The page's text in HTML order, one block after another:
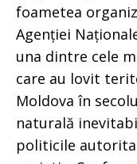
foametea
Agenției
una dintre cele
care au lovit
Moldova în
naturală
politicile